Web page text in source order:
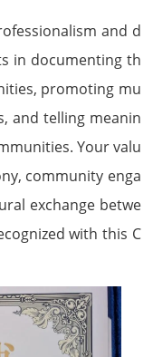
and d
in documenting th
promoting mu
and telling meanin
Your valu
community enga
exchange betwe
with this C